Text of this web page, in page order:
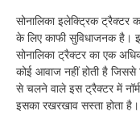
सोनालिका इलेक्ट्रिक
के लिए काफी सुविधाजनक है।
सोनालिका ट्रैक्टर का एक
कोई आवाज नहीं होती है
से चलने वाले इस ट्रैक्टर में
इसका रखरखाव सस्ता होता है।